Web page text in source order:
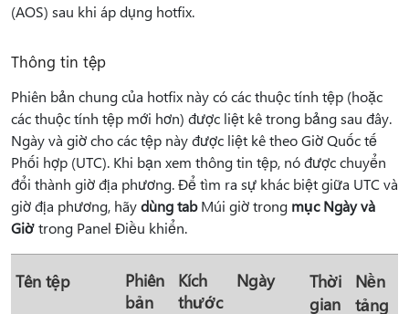
(AOS) sau khi áp dụng hotfix.
Thông tin tệp
Phiên bản chung của hotfix này có các thuộc tính tệp (hoặc
các thuộc tính tệp mới hơn) được liệt kê trong bảng sau đây.
Ngày và giờ cho các tệp này được liệt kê theo Giờ Quốc tế
Phối hợp (UTC). Khi bạn xem thông tin tệp, nó được chuyển
đổi thành giờ địa phương. Để tìm ra sự khác biệt giữa UTC và
giờ địa phương, hãydùng tabMúi giờ trong mục Ngày và
Giờtrong Panel Điều khiển.
Tên tệp
Phiên
bản
Kích
thước
Ngày
Thời
gian
Nền
tảng